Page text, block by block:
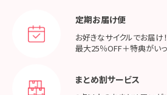
定期お届け便
お好きなサイクルでお届け！
最大25％OFF＋特典がい
まとめ割サービス